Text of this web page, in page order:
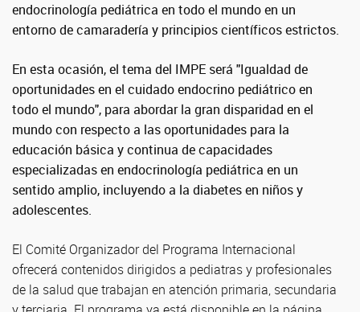
endocrinología pediátrica en todo el mundo en un
entorno de camaradería y principios científicos estrictos.
En esta ocasión, el tema del IMPE será "Igualdad de
oportunidades en el cuidado endocrino pediátrico en
todo el mundo", para abordar la gran disparidad en el
mundo con respecto a las oportunidades para la
educación básica y continua de capacidades
especializadas en endocrinología pediátrica en un
sentido amplio, incluyendo a la diabetes en niños y
adolescentes.
El Comité Organizador del Programa Internacional
ofrecerá contenidos dirigidos a pediatras y profesionales
de la salud que trabajan en atención primaria, secundaria